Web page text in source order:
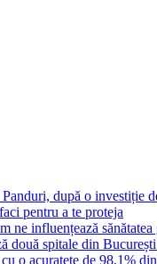
după o investiție
pentru a te proteja
ne influențează sănătatea
două spitale din
o acuratețe de 98,1%